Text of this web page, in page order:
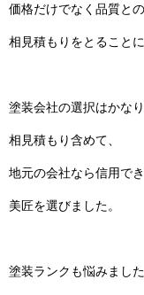
価格だけでなく品質と
相見積もりをとることに
塗装会社の選択はかな
相見積もり含めて、
地元の会社なら信用で
美匠を選びました。
塗装ランクも悩みました